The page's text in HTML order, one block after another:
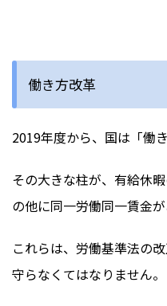
働き方改革
2019年度から、国は「働
その大きな柱が、有給休
の他に同一労働同一賃金が
これらは、労働基準法の
守らなくてはなりません。